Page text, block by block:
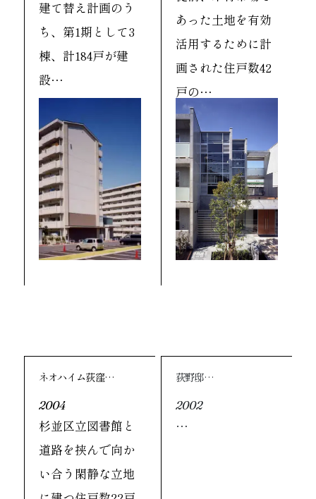
建て替え計画のう
ち、第1期として3
棟、計184戸が建
設…
あった土地を有効
活用するために計
画された住戸数42
戸の…
ネオハイム荻窪…
2004
杉並区立図書館と
道路を挟んで向か
い合う閑静な立地
荻野邸…
2002
…